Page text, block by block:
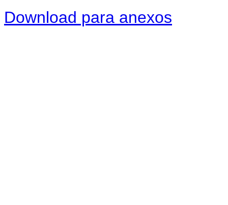
Download para anexos